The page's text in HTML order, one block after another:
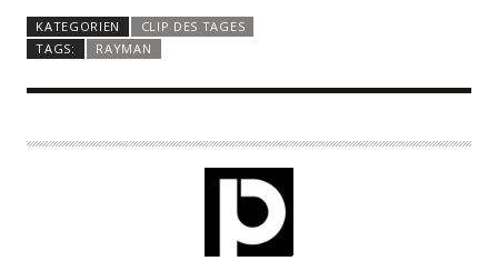
KATEGORIEN
CLIP DES TAGES
TAGS:
RAYMAN